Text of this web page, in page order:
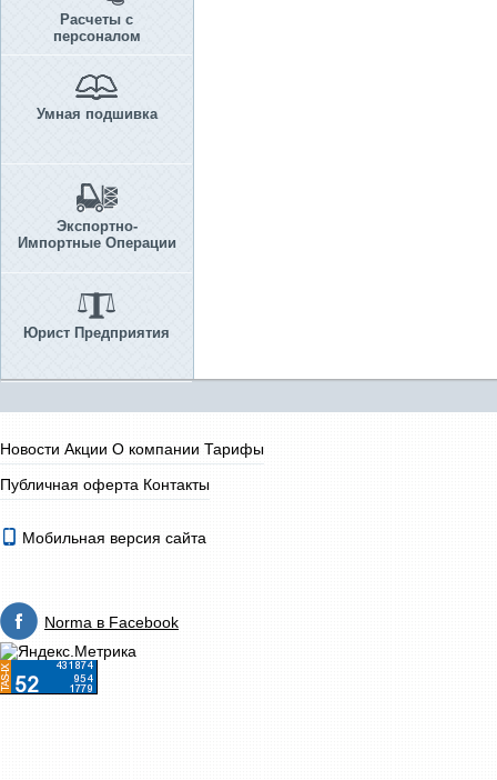
Расчеты с
персоналом
Умная подшивка
Экспортно-
Импортные Операции
Юрист Предприятия
Новости Акции О компании Тарифы
Публичная оферта Контакты
Мобильная версия сайта
Norma в Facebook